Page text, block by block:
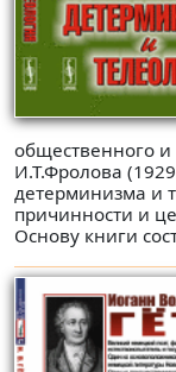
общественного и
И.Т.Фролова
детерминизма и
причинности и
Основу книги